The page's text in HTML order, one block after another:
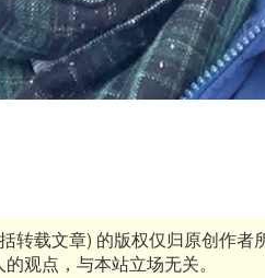
转载文章) 的版权仅归原创作
观点，与本站立场无关。